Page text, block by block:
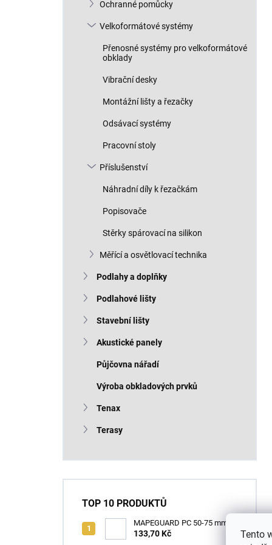
Tento
Ochranné pomůcky
Velkoformátové systémy
Přenosné systémy pro velkoformátové
obklady
Vibrační desky
Montážní lišty a řezačky
Odsávací systémy
Pracovní stoly
Příslušenství
Náhradní díly k řezačkám
Popisovače
Stěrky spárovací na silikon
Měřící a osvětlovací technika
Podlahy a doplňky
Podlahové lišty
Stavební lišty
Akustické panely
Půjčovna nářadí
Výroba obkladových prvků
Tenax
Terasy
TOP 10 PRODUKTŮ
MAPEGUARD PC 50-75 mm
(1box=25ks) /1ks
133,70 Kč